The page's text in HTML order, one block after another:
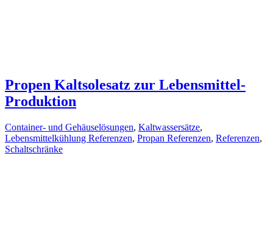
Propen Kaltsolesatz zur Lebensmittel-
Produktion
Container- und Gehäuselösungen, Kaltwassersätze,
Lebensmittelkühlung Referenzen, Propan Referenzen, Referenzen,
Schaltschränke